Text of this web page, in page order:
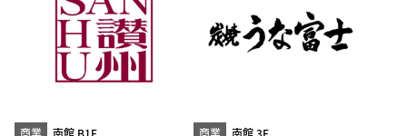
商業
南館 B1F
商業
南館 3F